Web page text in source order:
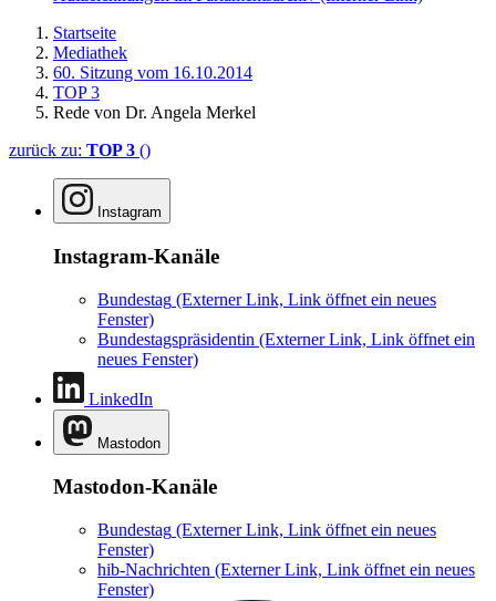
Startseite
Mediathek
60. Sitzung vom 16.10.2014
TOP 3
Rede von Dr. Angela Merkel
zurück zu: TOP 3 ()
Instagram
Instagram-Kanäle
Bundestag (Externer Link, Link öffnet ein neues
Fenster)
Bundestagspräsidentin (Externer Link, Link öffnet ein
neues Fenster)
LinkedIn
Mastodon
Mastodon-Kanäle
Bundestag (Externer Link, Link öffnet ein neues
Fenster)
hib-Nachrichten (Externer Link, Link öffnet ein neues
Fenster)